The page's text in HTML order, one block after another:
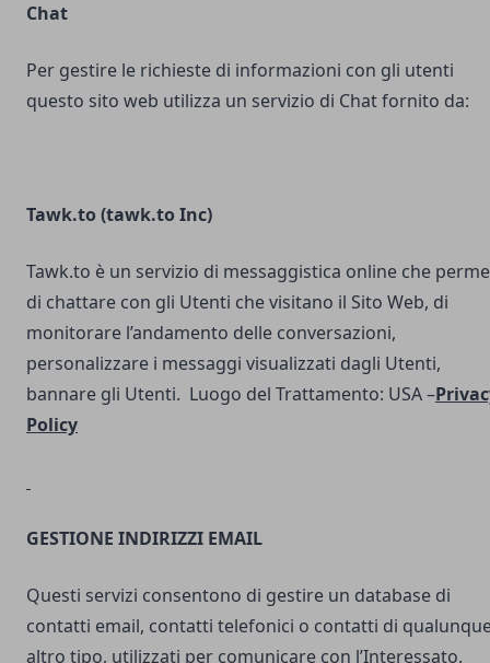
Chat
Per gestire le richieste di informazioni con gli utenti
questo sito web utilizza un servizio di Chat fornito da:
Tawk.to (tawk.to Inc)
Tawk.to è un servizio di messaggistica online che
di chattare con gli Utenti che visitano il Sito Web, di
monitorare l’andamento delle conversazioni,
personalizzare i messaggi visualizzati dagli Utenti,
bannare gli Utenti. Luogo del Trattamento: USA –
Policy
GESTIONE INDIRIZZI EMAIL
Questi servizi consentono di gestire un database di
contatti email, contatti telefonici o contatti di
altro tipo, utilizzati per comunicare con l’Interessato.